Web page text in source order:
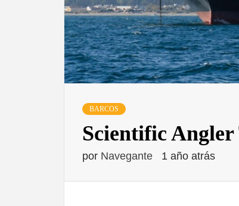
BARCOS
Scientific
por Navegante 1 año atrás